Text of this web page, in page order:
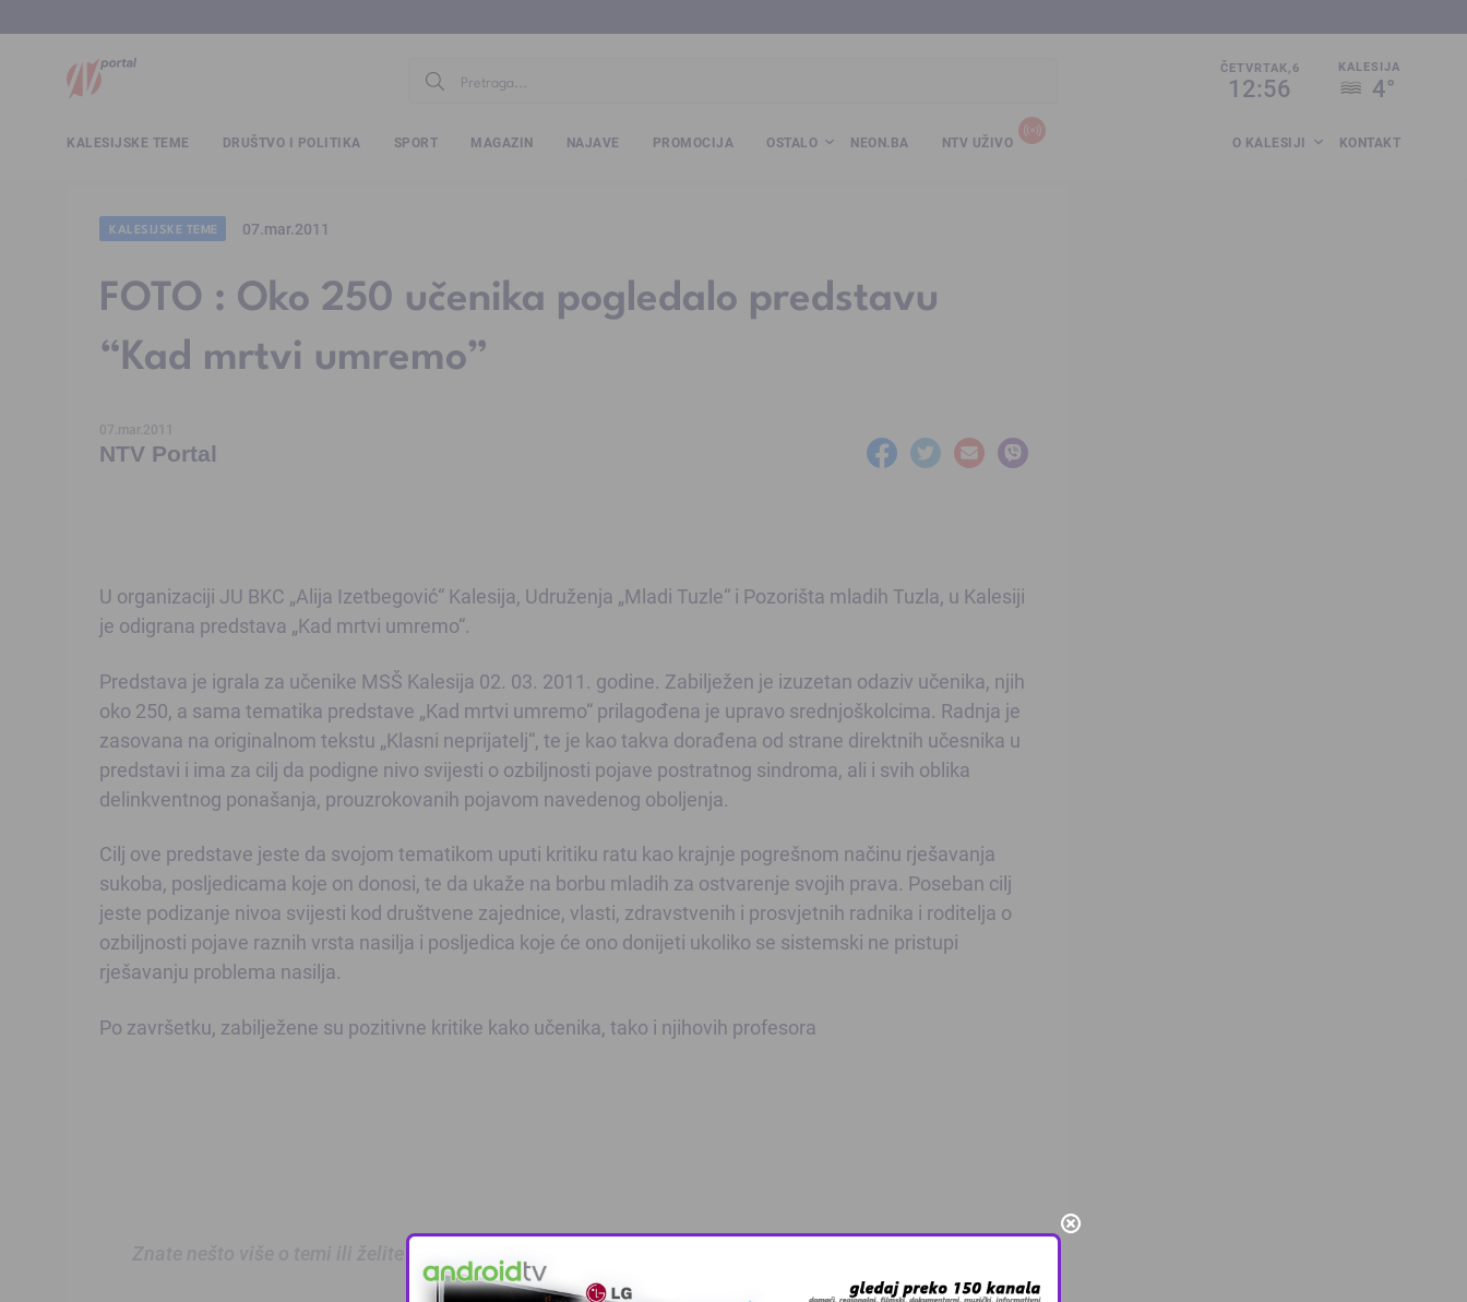
ČETVRTAK,6
12:56
KALESIJA
4°
KALESIJSKE TEME DRUŠTVO I POLITIKA SPORT MAGAZIN NAJAVE PROMOCIJA OSTALO NEON.BA NTV UŽIVO O KALESIJI KONTAKT
KALESIJSKE TEME 07.mar.2011
FOTO : Oko 250 učenika pogledalo predstavu
“Kad mrtvi umremo”
07.mar.2011
NTV Portal
U organizaciji JU BKC „Alija Izetbegović“ Kalesija, Udruženja „Mladi Tuzle“ i Pozorišta mladih Tuzla, u Kalesiji
je odigrana predstava „Kad mrtvi umremo“.
Predstava je igrala za učenike MSŠ Kalesija 02. 03. 2011. godine. Zabilježen je izuzetan odaziv učenika, njih
oko 250, a sama tematika predstave „Kad mrtvi umremo“ prilagođena je upravo srednjoškolcima. Radnja je
zasovana na originalnom tekstu „Klasni neprijatelj“, te je kao takva dorađena od strane direktnih učesnika u
predstavi i ima za cilj da podigne nivo svijesti o ozbiljnosti pojave postratnog sindroma, ali i svih oblika
delinkventnog ponašanja, prouzrokovanih pojavom navedenog oboljenja.
Cilj ove predstave jeste da svojom tematikom uputi kritiku ratu kao krajnje pogrešnom načinu rješavanja
sukoba, posljedicama koje on donosi, te da ukaže na borbu mladih za ostvarenje svojih prava. Poseban cilj
jeste podizanje nivoa svijesti kod društvene zajednice, vlasti, zdravstvenih i prosvjetnih radnika i roditelja o
ozbiljnosti pojave raznih vrsta nasilja i posljedica koje će ono donijeti ukoliko se sistemski ne pristupi
rješavanju problema nasilja.
Po završetku, zabilježene su pozitivne kritike kako učenika, tako i njihovih profesora
Znate nešto više o temi ili želite prijaviti grešku u tekstu?